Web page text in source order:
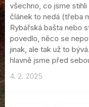
všechno, co jsme
článek to nedá (třeba
Rybářská bašta nebo
povedlo, něco se
jinak, ale tak už to
hlavně jsme před
4. 2. 2025